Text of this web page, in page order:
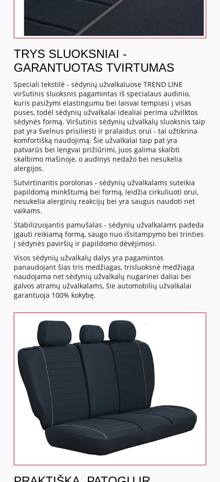
TRYS SLUOKSNIAI -
GARANTUOTAS TVIRTUMAS
Speciali tekstilė - sėdynių užvalkaluose TREND LINE
viršutinis sluoksnis pagamintas iš specialaus audinio,
kuris pasižymi elastingumu bei laisvai tempiasi į visas
puses, todėl sėdynių užvalkalai idealiai perima užvilktos
sėdynės formą. Viršutinis sėdynių užvalkalų sluoksnis taip
pat yra švelnus prisiliesti ir pralaidus orui - tai užtikrina
komfortišką naudojimą. Šie užvalkalai taip pat yra
patvarūs bei lengvai prižiūrimi, juos galima skalbti
skalbimo mašinoje, o audinys nedažo bei nesukelia
alergijos.
Sutvirtinantis porolonas - sėdynių užvalkalams suteikia
papildomą minkštumą bei formą, leidžia cirkuliuoti orui,
nesukelia alerginių reakcijų bei yra saugus naudoti net
vaikams.
Stabilizuojantis pamušalas - sėdynių užvalkalams padeda
įgauti reikiamą formą, saugo nuo išsitampymo bei trinties
į sėdynės paviršių ir papildomo dėvėjimosi.
Visos sėdynių užvalkalų dalys yra pagamintos
panaudojant šias tris medžiagas, trisluoksnė medžiaga
naudojama net sėdynių užvalkalų nugarinei daliai bei
galvos atramų užvalkalams, šie automobilių užvalkalai
garantuoja 100% kokybę.